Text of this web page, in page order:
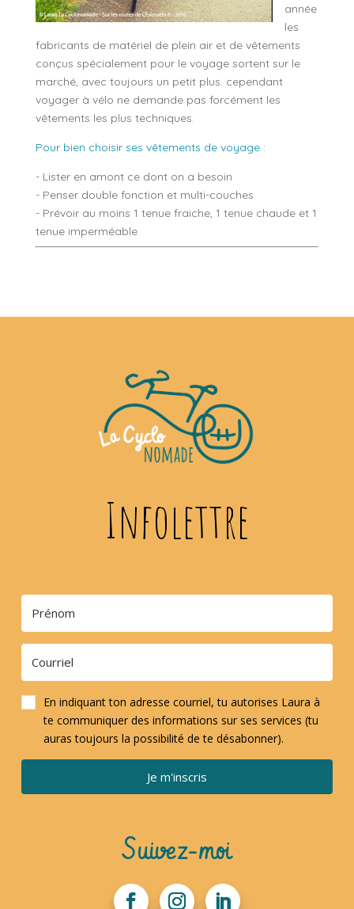
année
les
fabricants de matériel de plein air et de vêtements
conçus spécialement pour le voyage sortent sur le
marché, avec toujours un petit plus. cependant
voyager à vélo ne demande pas forcément les
vêtements les plus techniques.
Pour bien choisir ses vêtements de voyage :
- Lister en amont ce dont on a besoin
- Penser double fonction et multi-couches
- Prévoir au moins 1 tenue fraiche, 1 tenue chaude et 1
tenue imperméable
Infolettre
En indiquant ton adresse courriel, tu autorises Laura à
te communiquer des informations sur ses services (tu
auras toujours la possibilité de te désabonner).
Je m'inscris
Suivez-moi